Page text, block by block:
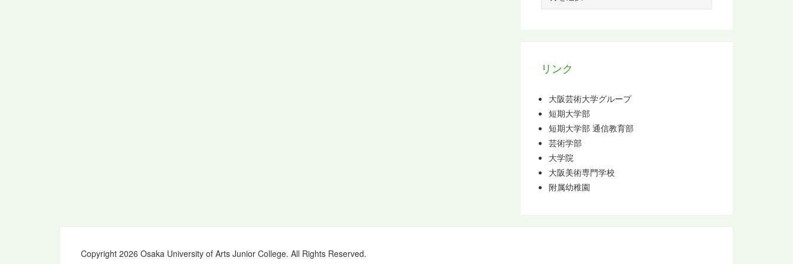
カ
リンク
大阪芸術大学グループ
短期大学部
短期大学部 通信教育部
芸術学部
大学院
大阪美術専門学校
附属幼稚園
Copyright 2026 Osaka University of Arts Junior College. All Rights Reserved.